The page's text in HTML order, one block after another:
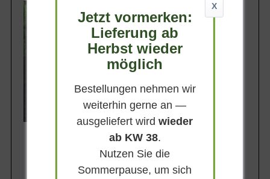
bis zu 6 m
Belaubung
Immergrün
Blatt- / Nadelfarbe
Dunkelgrün
Graubraun
Lieferbar ab KW41
X
Jetzt vormerken:
Lieferung ab
Herbst wieder
möglich
Bestellungen nehmen wir
weiterhin gerne an —
ausgeliefert wirdwieder
ab KW 38.
Nutzen Sie die
Sommerpause, um sich